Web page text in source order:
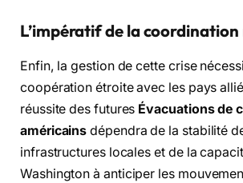
L’impératif de la
Enfin, la gestion de cette crise
coopération étroite avec les pays
réussite des futures Évacuations de
américains dépendra de la stabilité
infrastructures locales et de la
Washington à anticiper les